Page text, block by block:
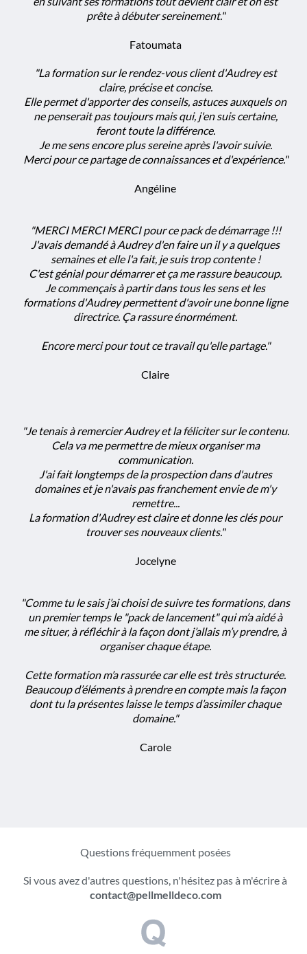
prête à débuter sereinement."
Fatoumata
"La formation sur le rendez-vous client d'Audrey est
claire, précise et concise.
Elle permet d'apporter des conseils, astuces auxquels on
ne penserait pas toujours mais qui, j'en suis certaine,
feront toute la différence.
Je me sens encore plus sereine après l'avoir suivie.
Merci pour ce partage de connaissances et d'expérience."
Angéline
"MERCI MERCI MERCI pour ce pack de démarrage !!!
J'avais demandé à Audrey d'en faire un il y a quelques
semaines et elle l'a fait, je suis trop contente !
C'est génial pour démarrer et ça me rassure beaucoup.
Je commençais à partir dans tous les sens et les
formations d'Audrey permettent d'avoir une bonne ligne
directrice. Ça rassure énormément.
Encore merci pour tout ce travail qu'elle partage."
Claire
"Je tenais à remercier Audrey et la féliciter sur le contenu.
Cela va me permettre de mieux organiser ma
communication.
J'ai fait longtemps de la prospection dans d'autres
domaines et je n'avais pas franchement envie de m'y
remettre...
La formation d'Audrey est claire et donne les clés pour
trouver ses nouveaux clients."
Jocelyne
"Comme tu le sais j’ai choisi de suivre tes formations, dans
un premier temps le "pack de lancement" qui m’a aidé à
me situer, à réfléchir à la façon dont j’allais m’y prendre, à
organiser chaque étape.
Cette formation m’a rassurée car elle est très structurée.
Beaucoup d’éléments à prendre en compte mais la façon
dont tu la présentes laisse le temps d’assimiler chaque
domaine."
Carole
Questions fréquemment posées
Si vous avez d'autres questions, n'hésitez pas à m'écrire à
contact@pellmelldeco.com